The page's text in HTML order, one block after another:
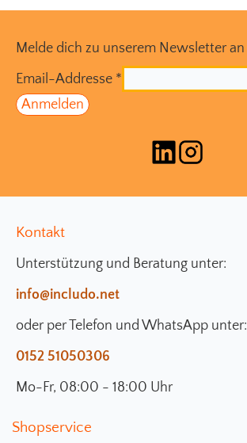
Melde dich zu unserem Newsletter an
Email-Addresse *
Kontakt
Unterstützung und Beratung unter:
info@includo.net
oder per Telefon und WhatsApp unter:
0152 51050306
Mo-Fr, 08:00 - 18:00 Uhr
Shopservice